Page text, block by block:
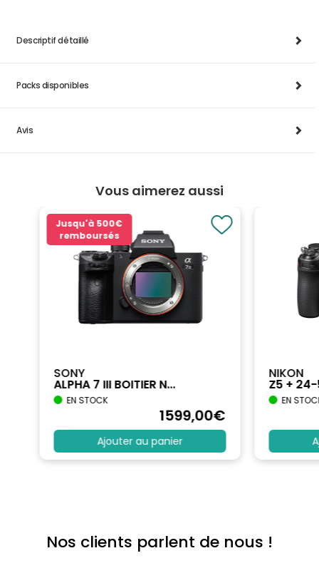
Descriptif détaillé
Packs disponibles
Avis
Vous aimerez aussi
Jusqu'à 500€
remboursés
SONY
ALPHA 7 III BOITIER N...
EN STOCK
1599,00€
Ajouter au panier
NIKON
Z5 +
EN
Nos clients parlent de nous !